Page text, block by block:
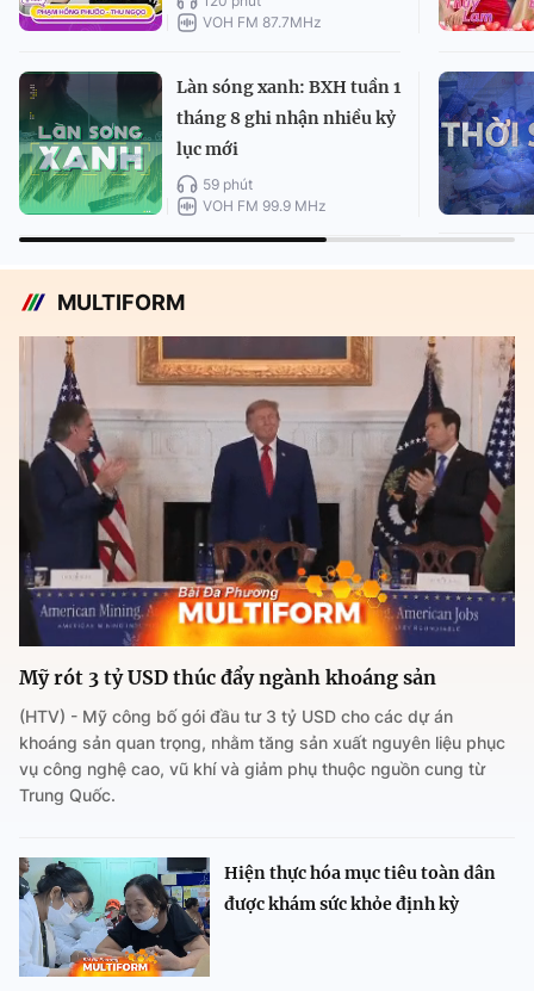
VOH FM 87.7MHz
Làn sóng xanh: BXH tuần 1
tháng 8 ghi nhận nhiều kỷ
lục mới
59 phút
VOH FM 99.9 MHz
MULTIFORM
Mỹ rót 3 tỷ USD thúc đẩy ngành khoáng sản
(HTV) - Mỹ công bố gói đầu tư 3 tỷ USD cho các dự án
khoáng sản quan trọng, nhằm tăng sản xuất nguyên liệu phục
vụ công nghệ cao, vũ khí và giảm phụ thuộc nguồn cung từ
Trung Quốc.
Hiện thực hóa mục tiêu toàn dân
được khám sức khỏe định kỳ